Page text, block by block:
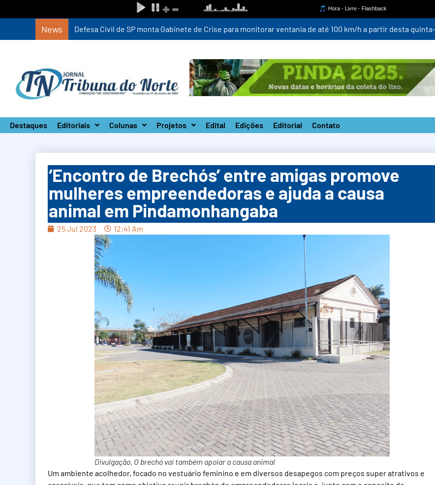
News Defesa Civil de SP monta Gabinete de Crise para monitorar ventania de até 100 km/h a partir desta
Destaques Editoriais Colunas Projetos Edital Edições Editorial Contato
‘Encontro de Brechós’ entre amigas promove
mulheres empreendedoras e ajuda a causa
animal em Pindamonhangaba
25 Jul 2023 12:41 Am
Divulgação. O brechó vai também apoiar a causa animal
Um ambiente acolhedor, focado no vestuário feminino e em diversos desapegos com preços super atrativos e